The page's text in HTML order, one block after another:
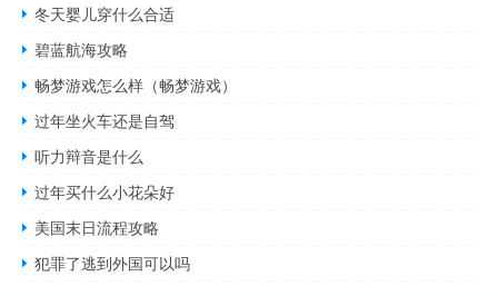
冬天婴儿穿什么合适
碧蓝航海攻略
畅梦游戏怎么样（畅梦游戏）
过年坐火车还是自驾
听力辩音是什么
过年买什么小花朵好
美国末日流程攻略
犯罪了逃到外国可以吗